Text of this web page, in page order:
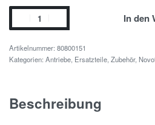
In den
80800151
Kategorien: Antriebe, Ersatzteile, Zubehör,
Beschreibung